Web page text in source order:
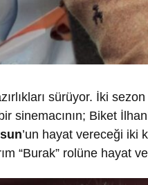
sürüyor. İki
sinemacının; Biket
’un hayat vereceği iki
“Burak” rolüne hayat